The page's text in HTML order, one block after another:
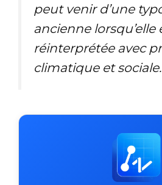
peut venir d’une
ancienne lorsqu’elle
réinterprétée avec
climatique et sociale.